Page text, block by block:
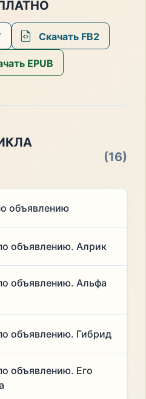
Скачать FB2
EPUB
(16)
объявлению
объявлению. Алрик
объявлению. Альфа
объявлению. Гибрид
объявлению. Его